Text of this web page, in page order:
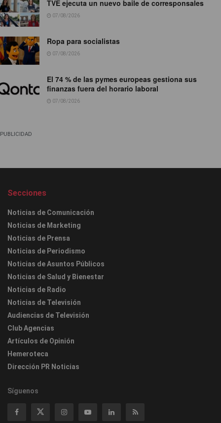
TVE ejecuta un nuevo baile de corresponsales
07/08/2026
Ropa para socialistas
07/08/2026
El 74 % de las pymes europeas gestiona sus
finanzas fuera del horario laboral
07/08/2026
PUBLICIDAD
Secciones
Noticias de Comunicación
Noticias de Marketing
Noticias de Prensa
Noticias de Periodismo
Noticias de Asuntos Públicos
Noticias de Salud y Bienestar
Noticias de Radio
Noticias de Televisión
Audiencias de Televisión
Club Agencias
Artículos de Opinión
Hemeroteca
Dirección PR Noticias
Síguenos